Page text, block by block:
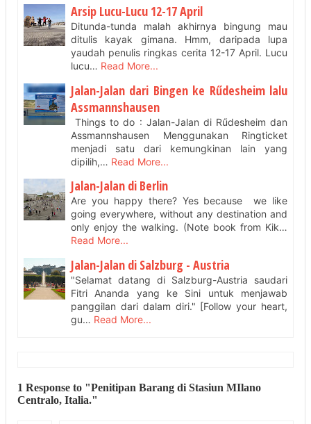
Arsip Lucu-Lucu 12-17 April
Ditunda-tunda malah akhirnya bingung mau
ditulis kayak gimana. Hmm, daripada lupa
yaudah penulis ringkas cerita 12-17 April. Lucu
lucu… Read More...
Jalan-Jalan dari Bingen ke Rűdesheim lalu
Assmannshausen
Things to do : Jalan-Jalan di Rűdesheim dan
Assmannshausen Menggunakan Ringticket
menjadi satu dari kemungkinan lain yang
dipilih,… Read More...
Jalan-Jalan di Berlin
Are you happy there? Yes because we like
going everywhere, without any destination and
only enjoy the walking. (Note book from Kik…
Read More...
Jalan-Jalan di Salzburg - Austria
"Selamat datang di Salzburg-Austria saudari
Fitri Ananda yang ke Sini untuk menjawab
panggilan dari dalam diri." [Follow your heart,
gu… Read More...
1 Response to "Penitipan Barang di Stasiun MIlano
Centralo, Italia."